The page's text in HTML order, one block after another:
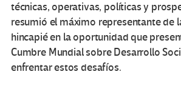
técnicas, operativas, políticas y
resumió el máximo representante de
hincapié en la oportunidad que
Cumbre Mundial sobre Desarrollo
enfrentar estos desafíos.